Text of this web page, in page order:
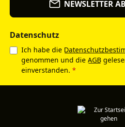
NEWSLETTER
Datenschutz
Ich habe die
genommen und die AGB
einverstanden. *